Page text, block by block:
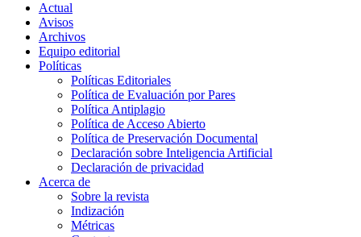
Actual
Avisos
Archivos
Equipo editorial
Políticas
Políticas Editoriales
Política de Evaluación por Pares
Política Antiplagio
Política de Acceso Abierto
Política de Preservación Documental
Declaración sobre Inteligencia Artificial
Declaración de privacidad
Acerca de
Sobre la revista
Indización
Métricas